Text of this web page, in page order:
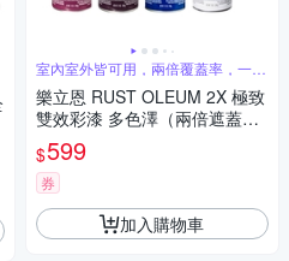
室內室外皆可用，兩倍覆蓋率，一罐
抵兩罐用
樂立恩 RUST OLEUM 2X 極致
雙效彩漆 多色澤（兩倍遮蓋／3
40g）
$599
券
加入購物車